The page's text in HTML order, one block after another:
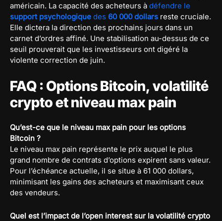
américain. La capacité des acheteurs à défendre le
support psychologique des 60 000 dollars reste cruciale.
Elle dictera la direction des prochains jours dans un
carnet d’ordres affiné. Une stabilisation au-dessus de ce
seuil prouverait que les investisseurs ont digéré la
violente correction de juin.
FAQ : Options Bitcoin, volatilité
crypto et niveau max pain
Qu’est-ce que le niveau max pain pour les options
Bitcoin ?
Le niveau max pain représente le prix auquel le plus
grand nombre de contrats d’options expirent sans valeur.
Pour l’échéance actuelle, il se situe à 61 000 dollars,
minimisant les gains des acheteurs et maximisant ceux
des vendeurs.
Quel est l’impact de l’open interest sur la volatilité crypto